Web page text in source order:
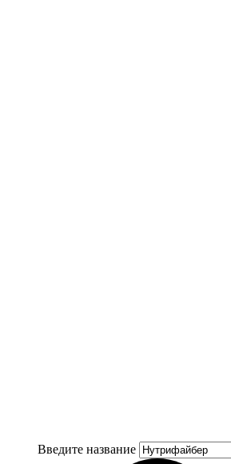
Введите название